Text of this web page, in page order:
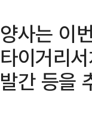
양사는 이
타이거리
발간 등을